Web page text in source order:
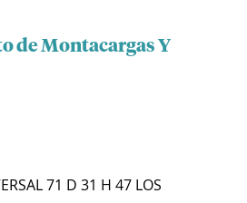
de Montacargas Y
71 D 31 H 47 LOS